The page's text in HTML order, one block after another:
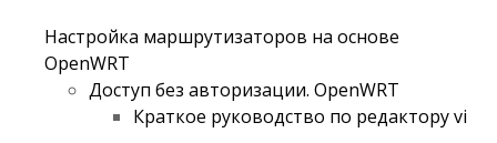
Настройка маршрутизаторов на основе
OpenWRT
Доступ без авторизации. OpenWRT
Краткое руководство по редактору vi